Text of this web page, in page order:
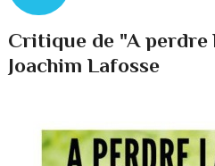
Critique de "A perdre
Joachim Lafosse